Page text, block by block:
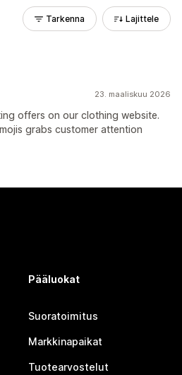
Tarkenna Lajittele
23. maaliskuu 2026
offers on our clothing website.
grabs customer attention
Pääluokat
Suoratoimitus
Markkinapaikat
Tuotearvostelut